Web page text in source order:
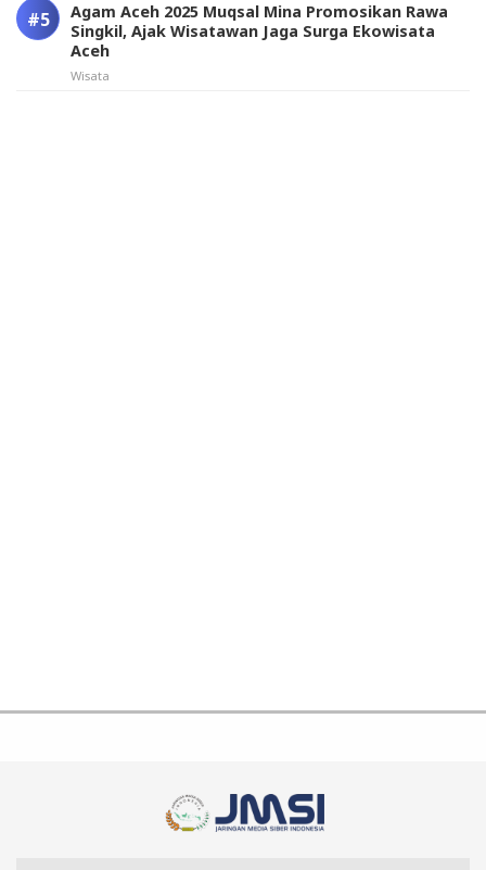
Agam Aceh 2025 Muqsal Mina Promosikan Rawa
Singkil, Ajak Wisatawan Jaga Surga Ekowisata
Aceh
Wisata